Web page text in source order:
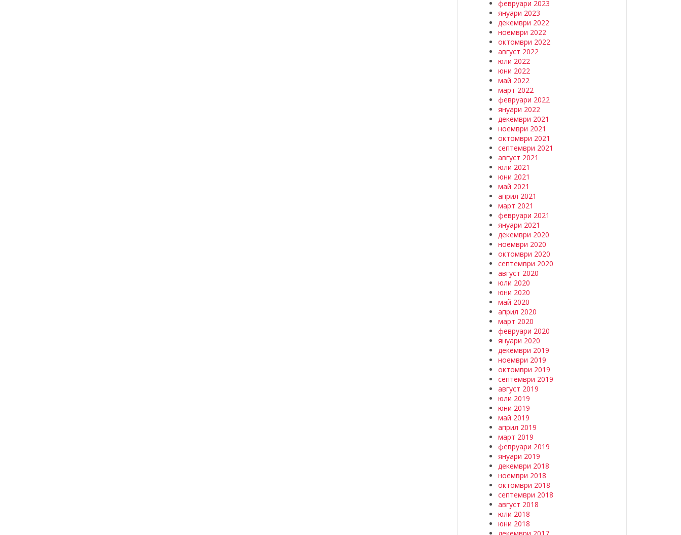
февруари 2023
януари 2023
декември 2022
ноември 2022
октомври 2022
август 2022
юли 2022
юни 2022
май 2022
март 2022
февруари 2022
януари 2022
декември 2021
ноември 2021
октомври 2021
септември 2021
август 2021
юли 2021
юни 2021
май 2021
април 2021
март 2021
февруари 2021
януари 2021
декември 2020
ноември 2020
октомври 2020
септември 2020
август 2020
юли 2020
юни 2020
май 2020
април 2020
март 2020
февруари 2020
януари 2020
декември 2019
ноември 2019
октомври 2019
септември 2019
август 2019
юли 2019
юни 2019
май 2019
април 2019
март 2019
февруари 2019
януари 2019
декември 2018
ноември 2018
октомври 2018
септември 2018
август 2018
юли 2018
юни 2018